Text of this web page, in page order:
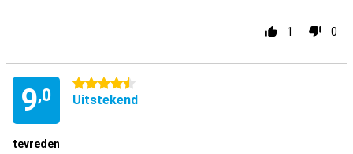
1 0
9,0
4.5 sterren
Uitstekend
tevreden